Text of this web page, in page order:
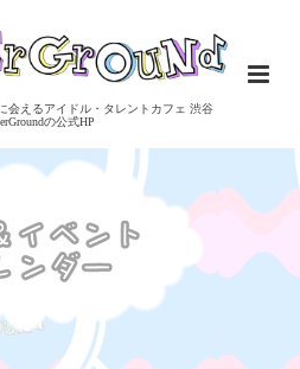
会えるアイドル・タレントカフェ 渋谷
の公式HP